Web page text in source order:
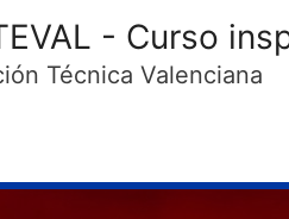
- Curso
Técnica Valenciana